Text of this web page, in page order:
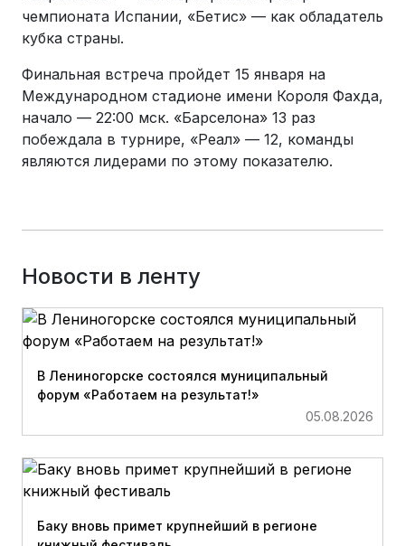
чемпионата Испании, «Бетис» — как обладатель
кубка страны.
Финальная встреча пройдет 15 января на
Международном стадионе имени Короля Фахда,
начало — 22:00 мск. «Барселона» 13 раз
побеждала в турнире, «Реал» — 12, команды
являются лидерами по этому показателю.
Новости в ленту
В Лениногорске состоялся муниципальный
форум «Работаем на результат!»
05.08.2026
Баку вновь примет крупнейший в регионе